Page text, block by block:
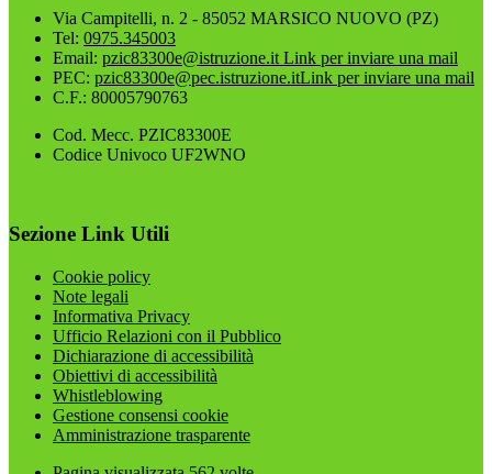
Via Campitelli, n. 2 - 85052 MARSICO NUOVO (PZ)
Tel: 0975.345003
Email: pzic83300e@istruzione.it Link per inviare una mail
PEC: pzic83300e@pec.istruzione.itLink per inviare una mail
C.F.: 80005790763
Cod. Mecc. PZIC83300E
Codice Univoco UF2WNO
Sezione Link Utili
Cookie policy
Note legali
Informativa Privacy
Ufficio Relazioni con il Pubblico
Dichiarazione di accessibilità
Obiettivi di accessibilità
Whistleblowing
Gestione consensi cookie
Amministrazione trasparente